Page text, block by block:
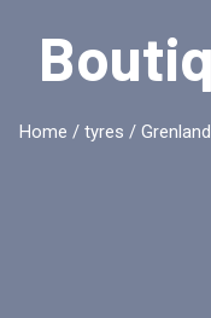
Home / tyres /